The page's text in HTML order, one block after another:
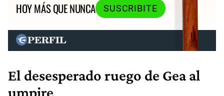
HOY MÁS QUE NUNCA
SUSCRIBITE
El desesperado ruego de Gea al
umpire